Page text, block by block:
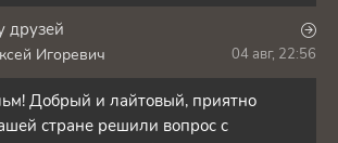
друзей
Игоревич 04 авг, 22:56
лайтовый, приятно
стране решили вопрос с